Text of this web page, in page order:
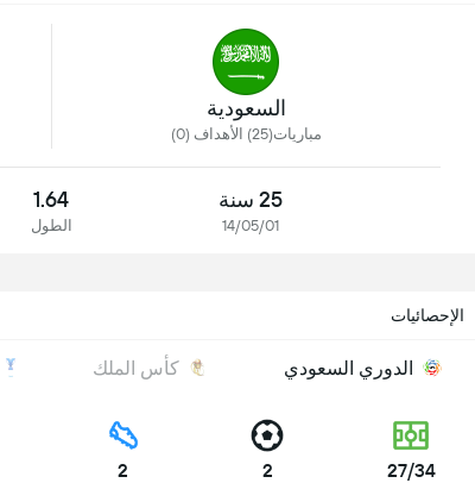
السعودية
مباريات(25) الأهداف (0)
25 سنة
14/05/01
1.64
الطول
الإحصائيات
الدوري السعودي كأس الملك
27/34
2
2